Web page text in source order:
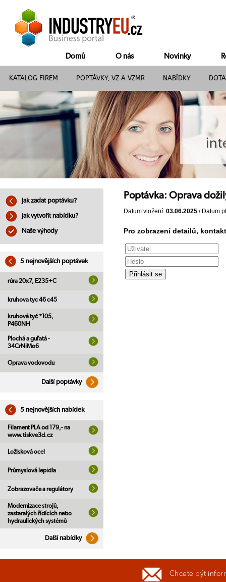
Domů O nás Novinky
KATALOG FIREM POPTÁVKY, VZ A VZMR NABÍDKY
Jak zadat poptávku?
Jak vytvořit nabídku?
Naše výhody
5 nejnovějších poptávek
rúra 20x7, E235+C
kruhova tyc 46 c45
kruhová tyč *105,
P460NH
Plochá a guľatá -
34CrNiMo6
Oprava vodovodu
Další poptávky
5 nejnovějších nabídek
Filament PLA od 179,- na
www.tiskve3d.cz
Ložisková ocel
Průmyslová lepidla
Zobrazovače a regulátory
Modernizace strojů,
zastaralých řídících nebo
hydraulických systémů
Další nabídky
Poptávka: Oprava
Datum vložení: 03.06.2025 / Datum
Pro zobrazení detailů,
Chcete být